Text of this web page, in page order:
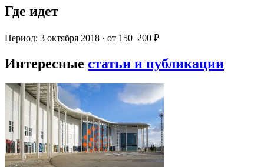
Где идет
Период: 3 октября 2018 · от 150–200 ₽
Интересные статьи и публикации